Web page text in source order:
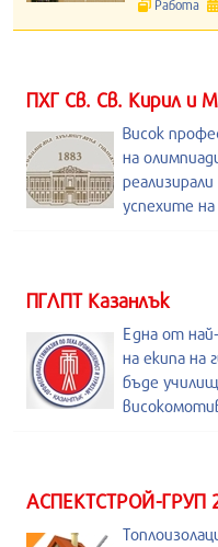
Работа
ПХГ Св. Св. Кирил и
Висок
на
успехите
ПГЛПТ Казанлък
Една от
на екипа на
бъде
АСПЕКТСТРОЙ-ГРУП